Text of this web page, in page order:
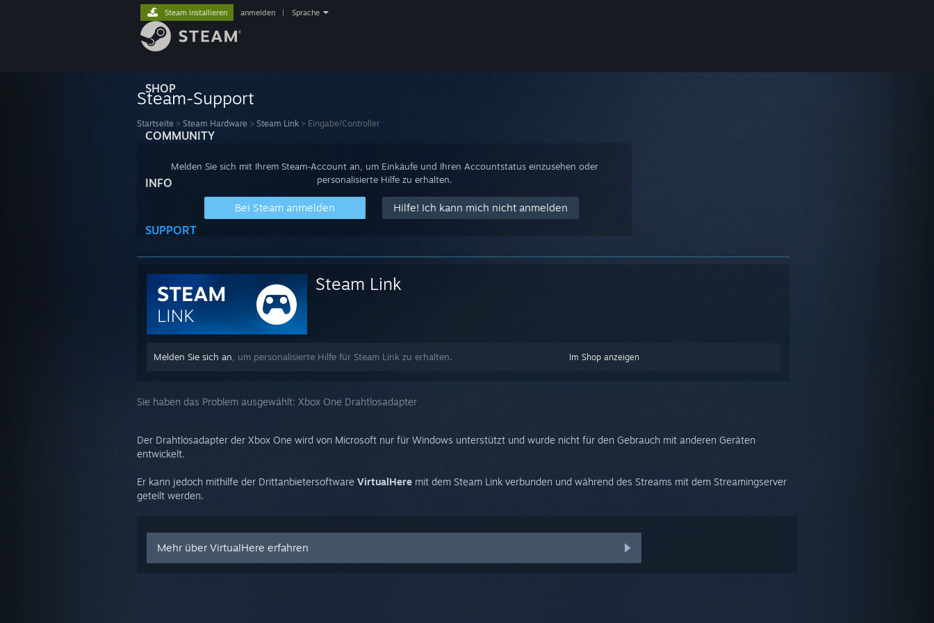
SHOP
COMMUNITY
INFO
SUPPORT
Steam installieren anmelden Sprache
Steam-Support
Startseite > Steam Hardware > Steam Link > Eingabe/Controller
Melden Sie sich mit Ihrem Steam-Account an, um Einkäufe und Ihren Accountstatus einzusehen oder
personalisierte Hilfe zu erhalten.
Bei Steam anmelden Hilfe! Ich kann mich nicht anmelden
Steam Link
Im Shop anzeigen
Melden Sie sich an , um personalisierte Hilfe für Steam Link zu erhalten.
Sie haben das Problem ausgewählt: Xbox One Drahtlosadapter
Der Drahtlosadapter der Xbox One wird von Microsoft nur für Windows unterstützt und wurde nicht für den Gebrauch mit anderen Geräten
entwickelt.
Er kann jedoch mithilfe der Drittanbietersoftware VirtualHere mit dem Steam Link verbunden und während des Streams mit dem Streamingserver
geteilt werden.
Mehr über VirtualHere erfahren